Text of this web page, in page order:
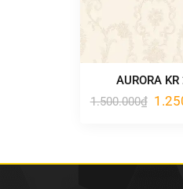
AURORA
1.500.000₫ Giá